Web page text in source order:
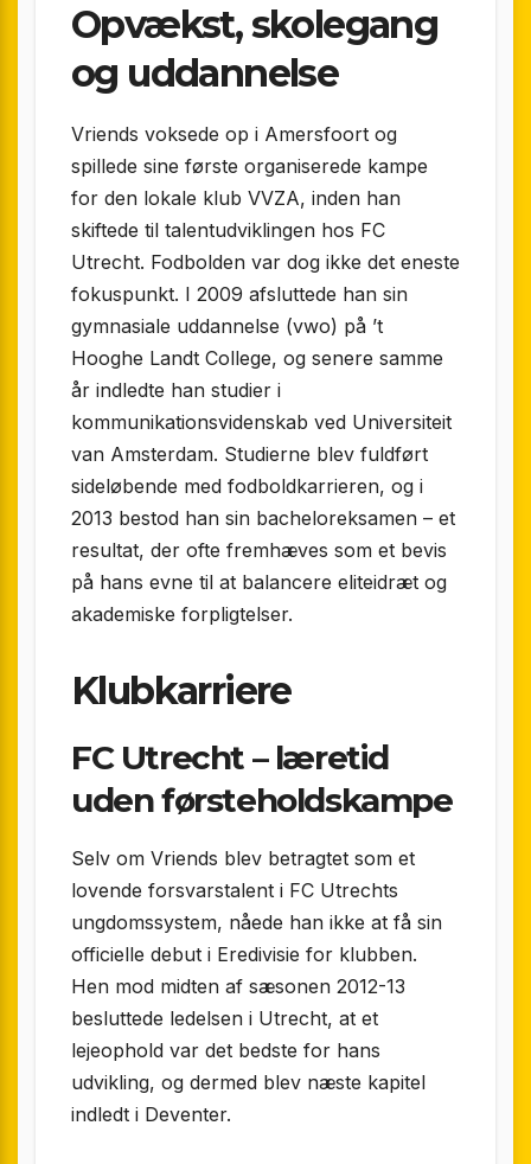
Opvækst, skolegang
og uddannelse
Vriends voksede op i Amersfoort og
spillede sine første organiserede kampe
for den lokale klub VVZA, inden han
skiftede til talentudviklingen hos FC
Utrecht. Fodbolden var dog ikke det eneste
fokuspunkt. I 2009 afsluttede han sin
gymnasiale uddannelse (vwo) på ’t
Hooghe Landt College, og senere samme
år indledte han studier i
kommunikationsvidenskab ved Universiteit
van Amsterdam. Studierne blev fuldført
sideløbende med fodboldkarrieren, og i
2013 bestod han sin bachelor­eksamen – et
resultat, der ofte fremhæves som et bevis
på hans evne til at balancere eliteidræt og
akademiske forpligtelser.
Klubkarriere
FC Utrecht – læretid
uden førsteholdskampe
Selv om Vriends blev betragtet som et
lovende forsvarstalent i FC Utrechts
ungdomssystem, nåede han ikke at få sin
officielle debut i Eredivisie for klubben.
Hen mod midten af sæsonen 2012-13
besluttede ledelsen i Utrecht, at et
lejeophold var det bedste for hans
udvikling, og dermed blev næste kapitel
indledt i Deventer.